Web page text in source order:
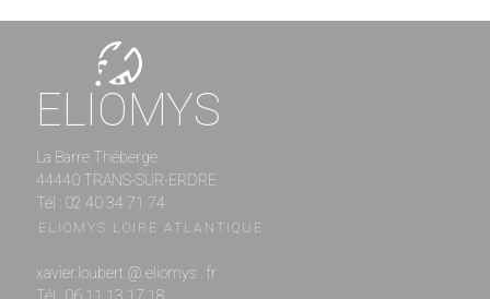
ELIOMYS
La Barre Théberge
44440 TRANS-SUR-ERDRE
Tél : 02 40 34 71 74
ELIOMYS LOIRE ATLANTIQUE
xavier.loubert @ eliomys . fr